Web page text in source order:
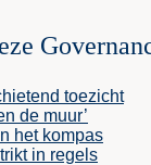
toezicht
de muur’
het kompas
in regels